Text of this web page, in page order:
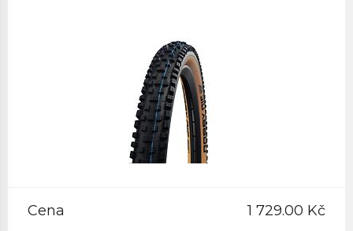
Cena 1 729.00 Kč